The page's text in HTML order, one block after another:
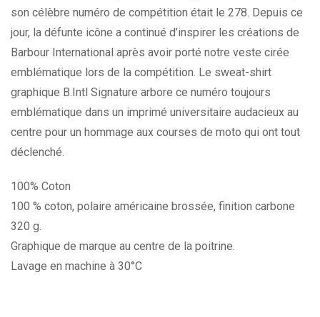
son célèbre numéro de compétition était le 278. Depuis ce
jour, la défunte icône a continué d’inspirer les créations de
Barbour International après avoir porté notre veste cirée
emblématique lors de la compétition. Le sweat-shirt
graphique B.Intl Signature arbore ce numéro toujours
emblématique dans un imprimé universitaire audacieux au
centre pour un hommage aux courses de moto qui ont tout
déclenché.
100% Coton
100 % coton, polaire américaine brossée, finition carbone
320 g.
Graphique de marque au centre de la poitrine.
Lavage en machine à 30°C